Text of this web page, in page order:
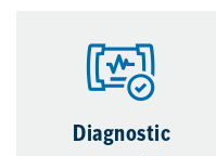
Diagnostic